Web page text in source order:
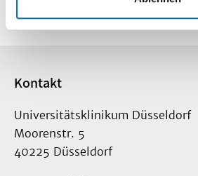
Kontakt
Universitätsklinikum Düsseldorf
Moorenstr. 5
40225 Düsseldorf